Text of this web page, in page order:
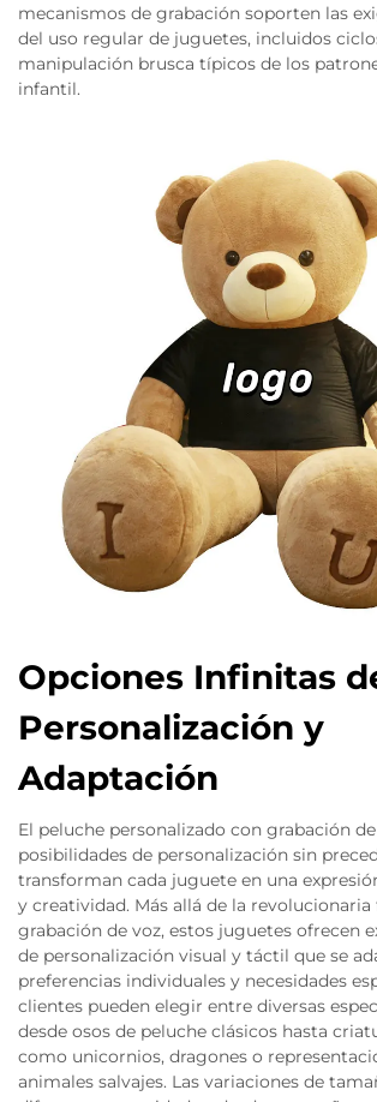
mecanismos de grabación soporten las
del uso regular de juguetes, incluidos
manipulación brusca típicos de los
infantil.
Opciones Infinitas
Personalización y
Adaptación
El peluche personalizado con grabación
posibilidades de personalización sin
transforman cada juguete en una
y creatividad. Más allá de la
grabación de voz, estos juguetes ofrecen
de personalización visual y táctil que se
preferencias individuales y necesidades
clientes pueden elegir entre diversas
desde osos de peluche clásicos hasta
como unicornios, dragones o
animales salvajes. Las variaciones de